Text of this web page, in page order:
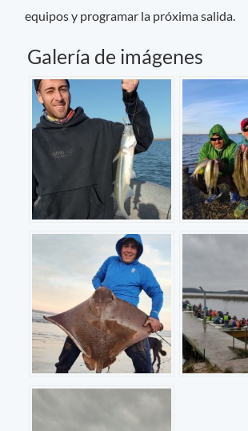
equipos y programar la próxima salida.
Galería de imágenes